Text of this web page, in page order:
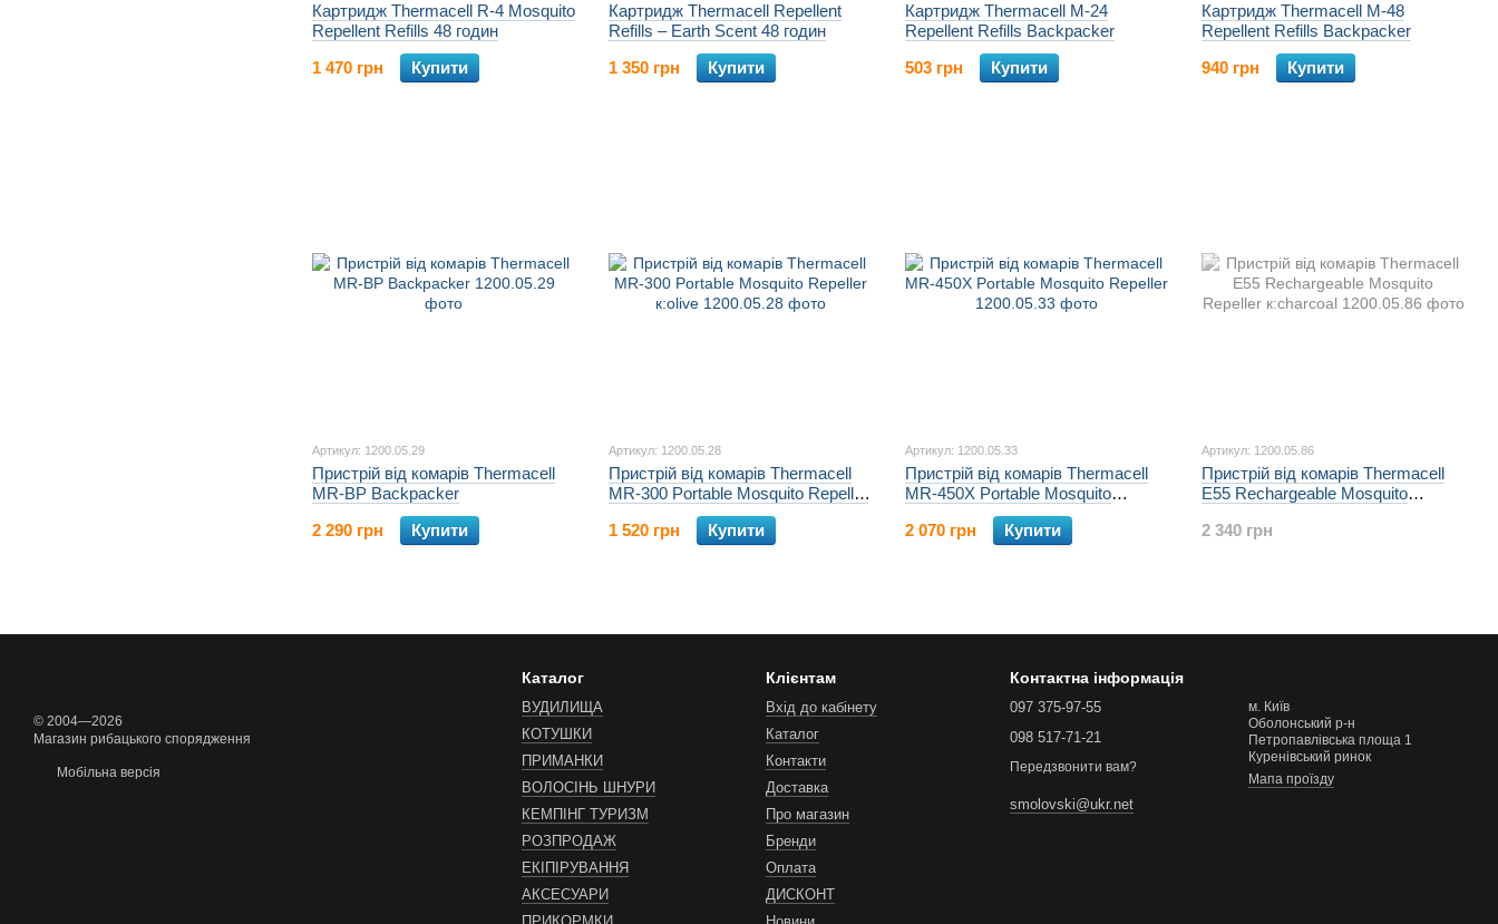
Картридж Thermacell R-4 Mosquito
Repellent Refills 48 годин
1 470 грн
Купити
Картридж Thermacell Repellent
Refills – Earth Scent 48 годин
1 350 грн
Купити
Картридж Thermacell M-24
Repellent Refills Backpacker
503 грн
Купити
Картридж Thermacell M-48
Repellent Refills Backpacker
940 грн
Купити
Артикул: 1200.05.29
Пристрій від комарів Thermacell
MR-BP Backpacker
2 290 грн
Купити
Артикул: 1200.05.28
Пристрій від комарів Thermacell
MR-300 Portable Mosquito Repeller
1 520 грн
Купити
Артикул: 1200.05.33
Пристрій від комарів Thermacell
MR-450X Portable Mosquito
2 070 грн
Купити
Артикул: 1200.05.86
Пристрій від комарів Thermacell
E55 Rechargeable Mosquito
2 340 грн
© 2004—2026
Магазин рибацького спорядження
Мобільна версія
Каталог
ВУДИЛИЩА
КОТУШКИ
ПРИМАНКИ
ВОЛОСІНЬ ШНУРИ
КЕМПІНГ ТУРИЗМ
РОЗПРОДАЖ
ЕКІПІРУВАННЯ
АКСЕСУАРИ
Клієнтам
Вхід до кабінету
Каталог
Контакти
Доставка
Про магазин
Бренди
Оплата
ДИСКОНТ
Контактна інформація
097 375-97-55
098 517-71-21
Передзвонити вам?
smolovski@ukr.net
м. Київ
Оболонський р-н
Петропавлівська площа 1
Куренівський ринок
Мапа проїзду